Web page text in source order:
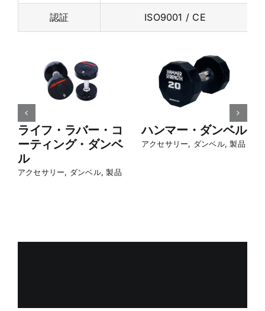
認証 ISO9001 / CE
ライフ・ラバー・コ
ーティング・ダンベ
ル
アクセサリー, ダンベル,製品
ハンマー・ダンベル
アクセサリー, ダンベル,製品